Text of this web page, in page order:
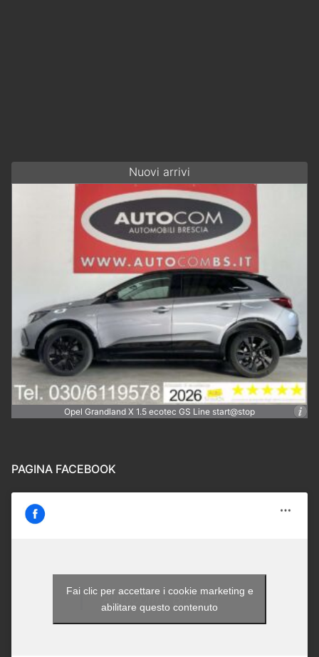
Nuovi arrivi
Opel Grandland X 1.5 ecotec GS Line start@stop
PAGINA FACEBOOK
Autocom - Brescia
Fai clic per accettare i cookie marketing e
abilitare questo contenuto